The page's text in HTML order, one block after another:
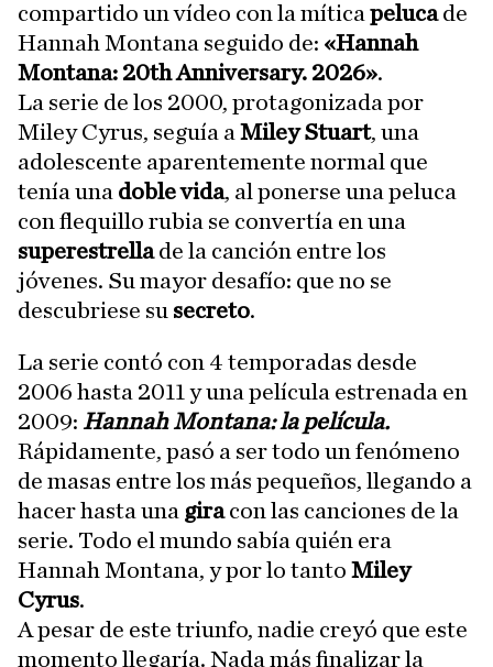
compartido un vídeo con la mítica pelucade
Hannah Montana seguido de: «Hannah
Montana: 20th Anniversary. 2026».
La serie de los 2000, protagonizada por
Miley Cyrus, seguía a Miley Stuart, una
adolescente aparentemente normal que
tenía una doble vida, al ponerse una peluca
con flequillo rubia se convertía en una
superestrellade la canción entre los
jóvenes. Su mayor desafío: que no se
descubriese su secreto.
La serie contó con 4 temporadas desde
2006 hasta 2011 y una película estrenada en
2009: Hannah Montana: la película.
Rápidamente, pasó a ser todo un fenómeno
de masas entre los más pequeños, llegando a
hacer hasta una giracon las canciones de la
serie. Todo el mundo sabía quién era
Hannah Montana, y por lo tanto Miley
Cyrus.
A pesar de este triunfo, nadie creyó que este
momento llegaría. Nada más finalizar la